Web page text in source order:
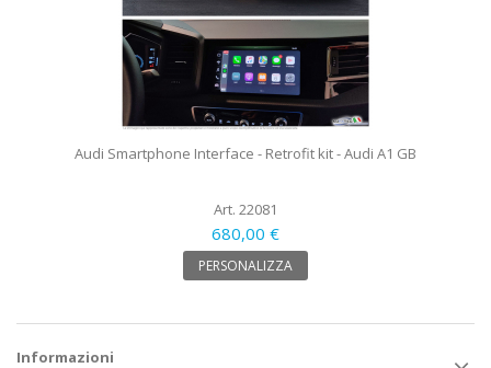
Audi Smartphone Interface - Retrofit kit - Audi A1 GB
Art. 22081
680,00 €
PERSONALIZZA
Informazioni